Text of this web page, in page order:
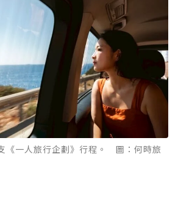
《一人旅行企劃》行程。 圖：何時旅